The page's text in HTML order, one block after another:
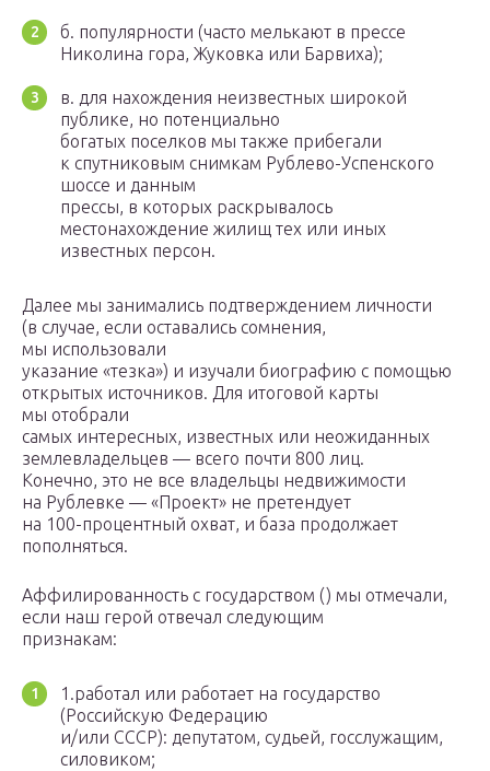
б. популярности (часто мелькают в прессе
Николина гора, Жуковка или Барвиха);
в. для нахождения неизвестных широкой
публике, но потенциально
богатых поселков мы также прибегали
к спутниковым снимкам Рублево-Успенского
шоссе и данным
прессы, в которых раскрывалось
местонахождение жилищ тех или иных
известных персон.
Далее мы занимались подтверждением личности
(в случае, если оставались сомнения,
мы использовали
указание «тезка») и изучали биографию с помощью
открытых источников. Для итоговой карты
мы отобрали
самых интересных, известных или неожиданных
землевладельцев — всего почти 800 лиц.
Конечно, это не все владельцы недвижимости
на Рублевке — «Проект» не претендует
на 100-процентный охват, и база продолжает
пополняться.
Аффилированность с государством () мы отмечали,
если наш герой отвечал следующим
признакам:
1.работал или работает на государство
(Российскую Федерацию
и/или СССР): депутатом, судьей, госслужащим,
силовиком;